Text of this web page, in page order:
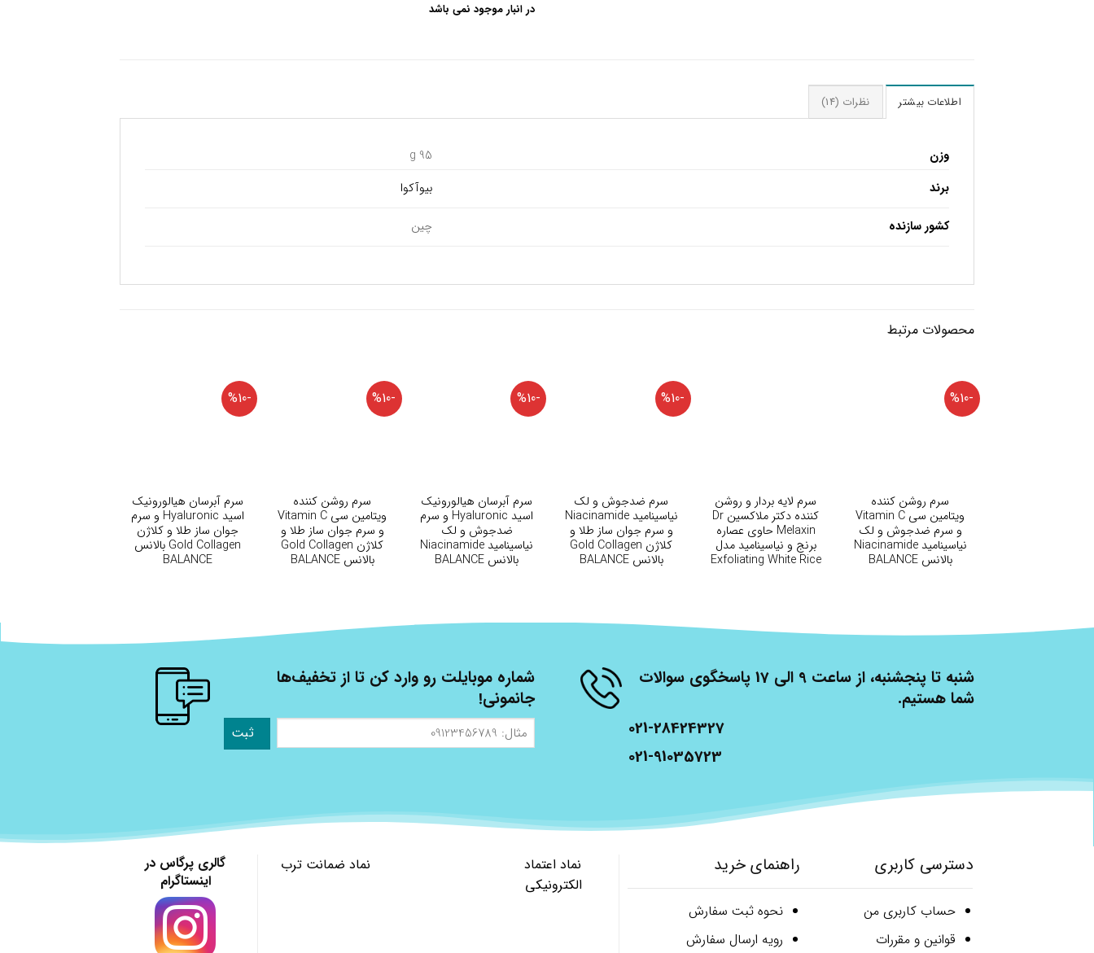
در انبار موجود نمی باشد
اطلاعات بیشتر نظرات (14)
وزن
95 g
برند
بیوآکوا
کشور سازنده چین
محصولات مرتبط
-%10
سرم روشن کننده
ویتامین سی Vitamin C
و سرم ضدجوش و لک
نیاسینامید Niacinamide
بالانس BALANCE
سرم لایه بردار و روشن
کننده دکتر ملاکسین Dr
Melaxin حاوی عصاره
برنج و نیاسینامید مدل
Exfoliating White Rice
-%10
سرم ضدجوش و لک
نیاسینامید Niacinamide
و سرم جوان ساز طلا و
کلاژن Gold Collagen
بالانس BALANCE
-%10
سرم آبرسان هیالورونیک
اسید Hyaluronic و سرم
ضدجوش و لک
نیاسینامید Niacinamide
بالانس BALANCE
-%10
سرم روشن کننده
ویتامین سی Vitamin C
و سرم جوان ساز طلا و
کلاژن Gold Collagen
بالانس BALANCE
-%10
سرم آبرسان هیالورونیک
اسید Hyaluronic و سرم
جوان ساز طلا و کلاژن
Gold Collagen بالانس
BALANCE
شنبه تا پنجشنبه، از ساعت 9 الی 17 پاسخگوی سوالات
شما هستیم.
021-28424327
021-91035723
شماره موبایلت رو وارد کن تا از تخفیف‌ها
جانمونی!
مثال:
09123456789
دسترسی کاربری
حساب کاربری من
قوانین و مقررات
راهنمای خرید
نحوه ثبت سفارش
رویه ارسال سفارش
نماد اعتماد
الکترونیکی
نماد ضمانت ترب
گالری پرگاس در
اینستاگرام